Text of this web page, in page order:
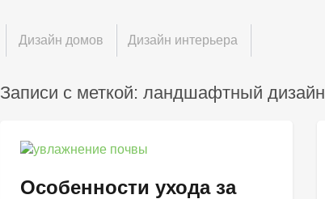
Дизайн домов Дизайн интерьера
Записи с меткой: ландшафтный дизайн
Особенности ухода за